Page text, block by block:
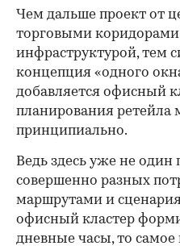
Чем дальше проект от
торговыми
инфраструктурой, тем
концепция «одного
добавляется офисный
планирования ретейла
принципиально.
Ведь здесь уже не один
совершенно разных
маршрутами и
офисный кластер
дневные часы, то самое